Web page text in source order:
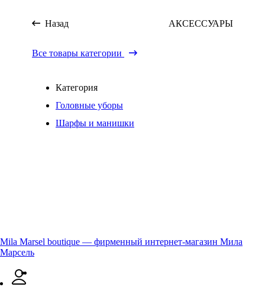
Назад АКСЕССУАРЫ
Все товары категории
Категория
Головные уборы
Шарфы и манишки
Mila Marsel boutique — фирменный интернет-магазин Мила
Марсель